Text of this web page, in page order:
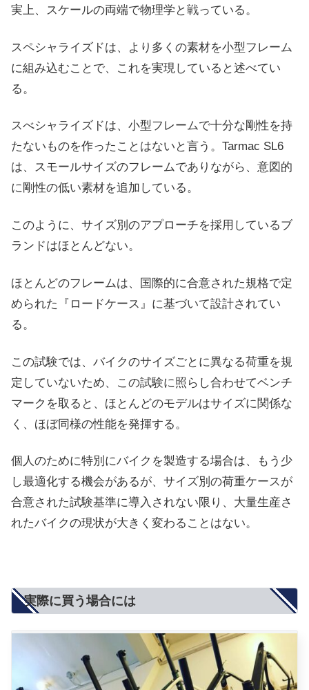
実上、スケールの両端で物理学と戦っている。
スペシャライズドは、より多くの素材を小型フレーム
に組み込むことで、これを実現していると述べてい
る。
スべシャライズドは、小型フレームで十分な剛性を持
たないものを作ったことはないと言う。Tarmac SL6
は、スモールサイズのフレームでありながら、意図的
に剛性の低い素材を追加している。
このように、サイズ別のアプローチを採用しているブ
ランドはほとんどない。
ほとんどのフレームは、国際的に合意された規格で定
められた『ロードケース』に基づいて設計されてい
る。
この試験では、バイクのサイズごとに異なる荷重を規
定していないため、この試験に照らし合わせてベンチ
マークを取ると、ほとんどのモデルはサイズに関係な
く、ほぼ同様の性能を発揮する。
個人のために特別にバイクを製造する場合は、もう少
し最適化する機会があるが、サイズ別の荷重ケースが
合意された試験基準に導入されない限り、大量生産さ
れたバイクの現状が大きく変わることはない。
実際に買う場合には